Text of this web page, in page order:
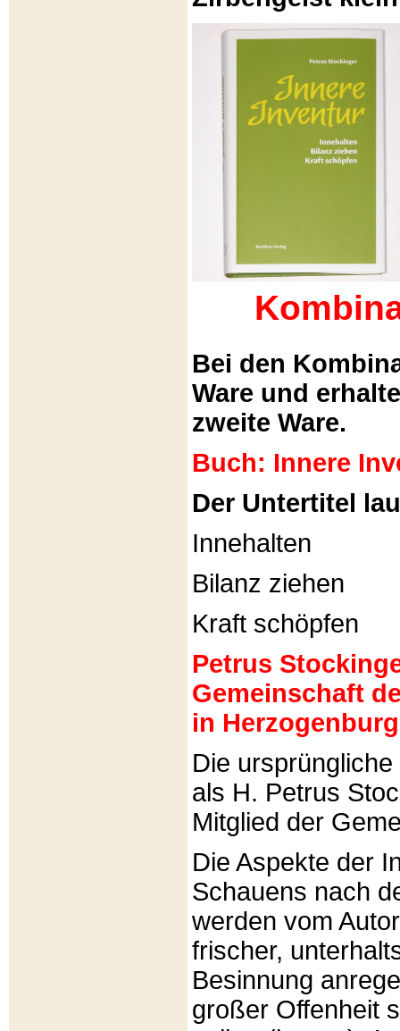
Bei den
Ware und
zweite Ware.
Buch: Innere
Der Untertitel
Innehalten
Bilanz ziehen
Kraft schöpfen
Petrus
Gemeinschaft
in
Die
als H. Petrus
Mitglied der
Die Aspekte der
Schauens nach
werden vom
frischer,
Besinnung
großer Offenheit